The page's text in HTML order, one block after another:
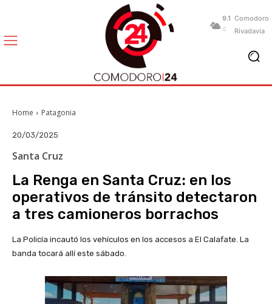
9.1
C
Comodoro
Rivadavia
Home Patagonia
20/03/2025
Santa Cruz
La Renga en Santa Cruz: en los
operativos de tránsito detectaron
a tres camioneros borrachos
La Policía incautó los vehículos en los accesos a El Calafate. La
banda tocará allí este sábado.